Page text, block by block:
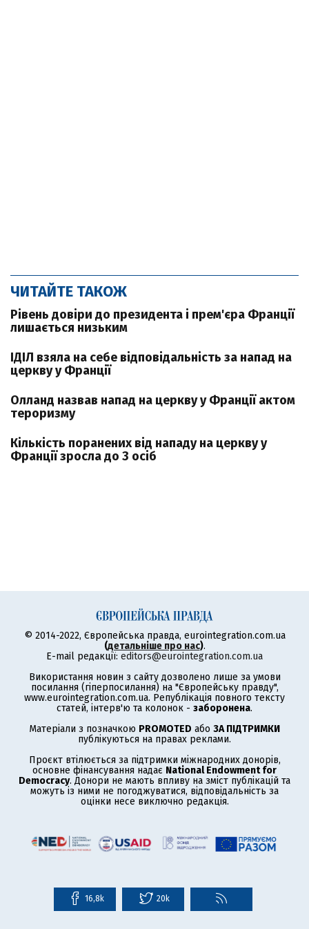
ЧИТАЙТЕ ТАКОЖ
Рівень довіри до президента і прем'єра Франції
лишається низьким
ІДІЛ взяла на себе відповідальність за напад на
церкву у Франції
Олланд назвав напад на церкву у Франції актом
тероризму
Кількість поранених від нападу на церкву у
Франції зросла до 3 осіб
© 2014-2022, Європейська правда, eurointegration.com.ua
(детальніше про нас).
E-mail редакції: editors@eurointegration.com.ua
Використання новин з сайту дозволено лише за умови
посилання (гіперпосилання) на "Європейську правду",
www.eurointegration.com.ua. Републікація повного тексту
статей, інтерв'ю та колонок - заборонена.
Матеріали з позначкою PROMOTED або ЗА ПІДТРИМКИ
публікуються на правах реклами.
Проєкт втілюється за підтримки міжнародних донорів,
основне фінансування надає National Endowment for
Democracy. Донори не мають впливу на зміст публікацій та
можуть із ними не погоджуватися, відповідальність за
оцінки несе виключно редакція.
16,8k 20k